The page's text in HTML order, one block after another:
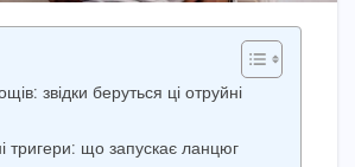
звідки беруться ці отруйні
тригери: що запускає ланцюг